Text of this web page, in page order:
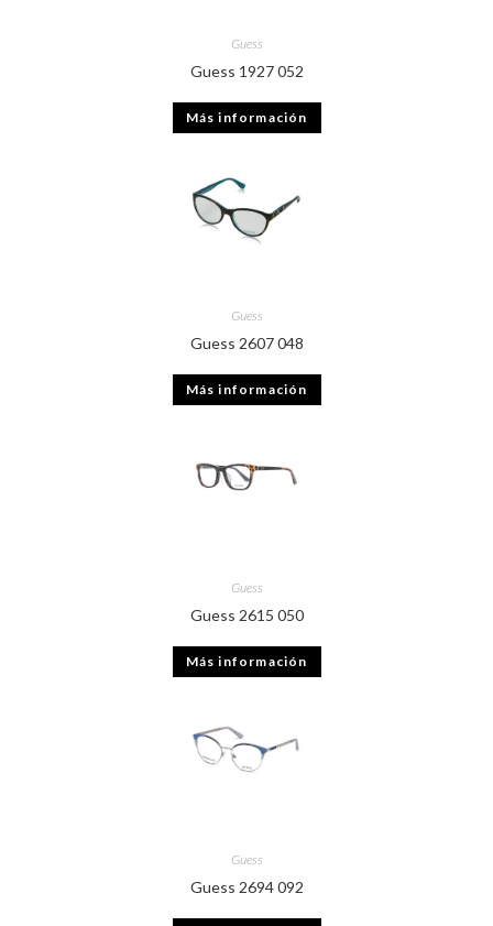
Guess
Guess 1927 052
Más información
Guess
Guess 2607 048
Más información
Guess
Guess 2615 050
Más información
Guess
Guess 2694 092